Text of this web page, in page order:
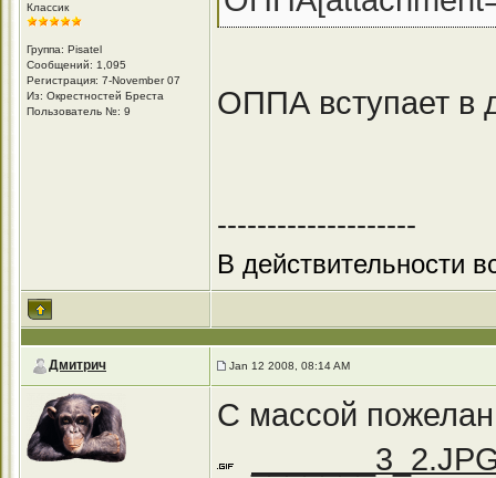
Классик
Группа: Pisatel
Сообщений: 1,095
Регистрация: 7-November 07
Из: Окрестностей Бреста
Пользователь №: 9
ОППА вступает в
--------------------
В действительности
Дмитрич Jan 12 2008, 08:14 AM
С массой